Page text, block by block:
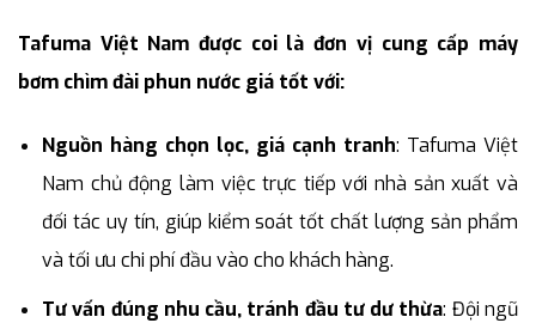
Tafuma Việt Nam được coi là đơn vị cung cấp máy
bơm chìm đài phun nước giá tốt với:
Nguồn hàng chọn lọc, giá cạnh tranh: Tafuma Việt
Nam chủ động làm việc trực tiếp với nhà sản xuất và
đối tác uy tín, giúp kiểm soát tốt chất lượng sản phẩm
và tối ưu chi phí đầu vào cho khách hàng.
Tư vấn đúng nhu cầu, tránh đầu tư dư thừa: Đội ngũ